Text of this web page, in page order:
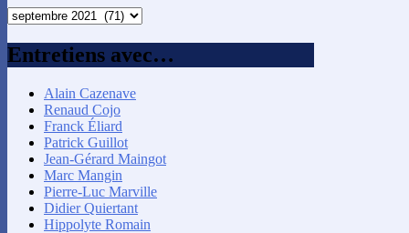
Recherche
mois
Entretiens avec…
Alain Cazenave
Renaud Cojo
Franck Éliard
Patrick Guillot
Jean-Gérard Maingot
Marc Mangin
Pierre-Luc Marville
Didier Quiertant
Hippolyte Romain